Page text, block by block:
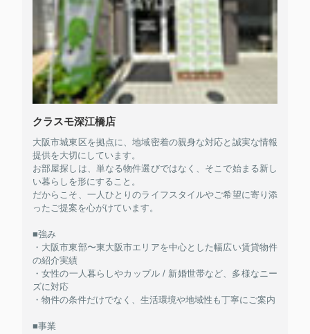
クラスモ深江橋店
大阪市城東区を拠点に、地域密着の親身な対応と誠実な情報
提供を大切にしています。
お部屋探しは、単なる物件選びではなく、そこで始まる新し
い暮らしを形にすること。
だからこそ、一人ひとりのライフスタイルやご希望に寄り添
ったご提案を心がけています。
■強み
・大阪市東部〜東大阪市エリアを中心とした幅広い賃貸物件
の紹介実績
・女性の一人暮らしやカップル / 新婚世帯など、多様なニー
ズに対応
・物件の条件だけでなく、生活環境や地域性も丁寧にご案内
■事業